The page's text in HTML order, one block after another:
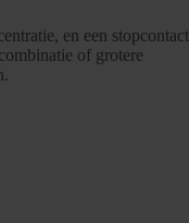
en een stopcontact
of grotere